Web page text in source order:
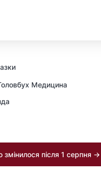
Медицина
після 1 серпня →